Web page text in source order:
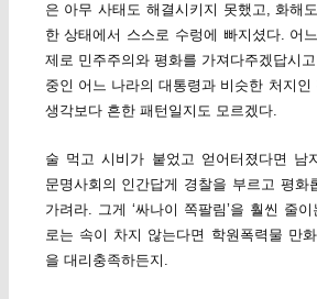
은 아무 사태도 해결시키지 못했고, 화해
한 상태에서 스스로 수렁에 빠지셨다. 어
제로 민주주의와 평화를 가져다주겠답시
중인 어느 나라의 대통령과 비슷한 처지
생각보다 흔한 패턴일지도 모르겠다.
술 먹고 시비가 붙었고 얻어터졌다면 남
문명사회의 인간답게 경찰을 부르고 평화
가려라. 그게 ‘싸나이 쪽팔림’을 훨씬 줄
로는 속이 차지 않는다면 학원폭력물 만
을 대리충족하든지.